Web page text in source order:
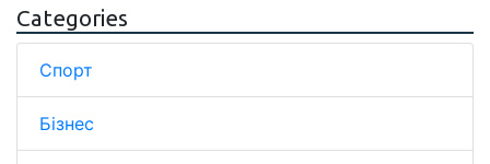
Categories
Спорт
Бізнес